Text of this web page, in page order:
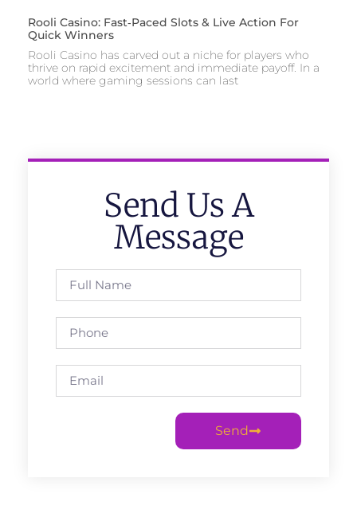
Rooli Casino: Fast‑Paced Slots & Live Action For
Quick Winners
Rooli Casino has carved out a niche for players who
thrive on rapid excitement and immediate payoff. In a
world where gaming sessions can last
Send Us A
Message
Send